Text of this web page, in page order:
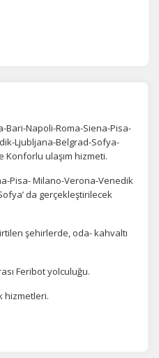
Bari-Napoli-Roma-Siena-Pisa-
Ljubljana-Belgrad-Sofya-
Konforlu ulaşım hizmeti.
Pisa- Milano-Verona-Venedik
da gerçekleştirilecek
şehirlerde, oda- kahvaltı
Feribot yolculuğu.
hizmetleri.